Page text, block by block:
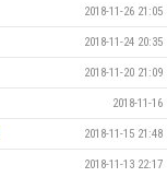
2018-11-26 21:05
2018-11-24 20:35
2018-11-20 21:09
2018-11-16
2018-11-15 21:48
2018-11-13 22:17